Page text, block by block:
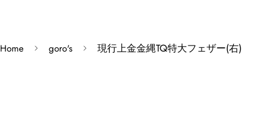
※掲載商品は実店舗等で同
Home goro's 現行上金金縄TQ特大フェザー(右)